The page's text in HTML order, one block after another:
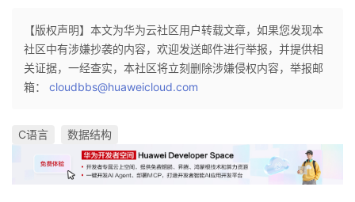
【版权声明】本文为华为云社区用户转载文章，如果您发现本
社区中有涉嫌抄袭的内容，欢迎发送邮件进行举报，并提供相
关证据，一经查实，本社区将立刻删除涉嫌侵权内容，举报邮
箱： cloudbbs@huaweicloud.com
C语言 数据结构